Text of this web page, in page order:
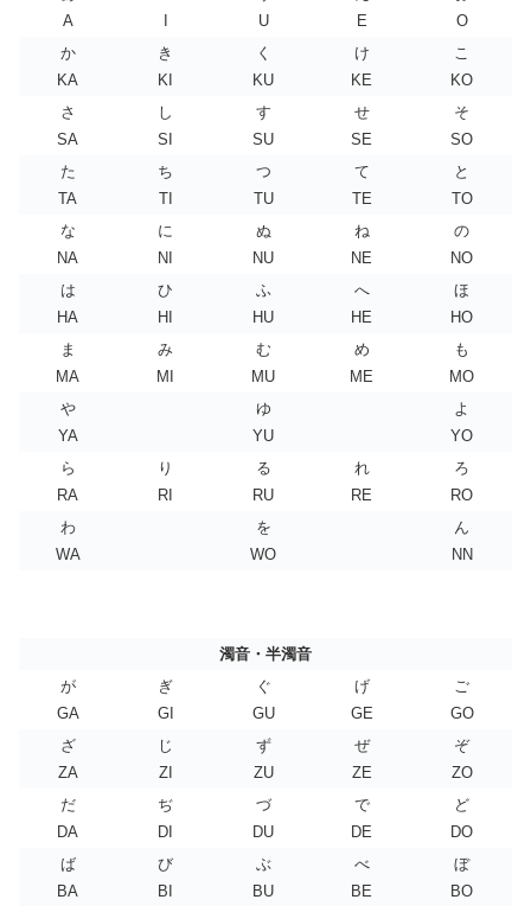
A
U
E
O
か
KA
き
KI
く
KU
け
KE
こ
KO
さ
SA
し
SI
す
SU
せ
SE
そ
SO
た
TA
ち
TI
つ
TU
て
TE
と
TO
な
NA
に
NI
ぬ
NU
ね
NE
の
NO
は
HA
ひ
HI
ふ
HU
へ
HE
ほ
HO
ま
MA
み
MI
む
MU
め
ME
も
MO
や
YA
ゆ
YU
よ
YO
ら
RA
り
RI
る
RU
れ
RE
ろ
RO
わ
WA
を
WO
ん
NN
濁音・半濁音
が
GA
ぎ
GI
ぐ
GU
げ
GE
ご
GO
ざ
ZA
じ
ZI
ず
ZU
ぜ
ZE
ぞ
ZO
だ
DA
ぢ
DI
づ
DU
で
DE
ど
DO
ば
BA
び
BI
ぶ
BU
べ
BE
ぼ
BO